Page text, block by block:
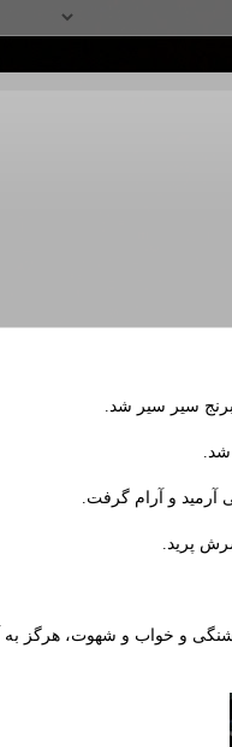
سیر سیر شد.
آرمید و آرام گرفت.
پرید.
و خواب و شهوت، هرگز به